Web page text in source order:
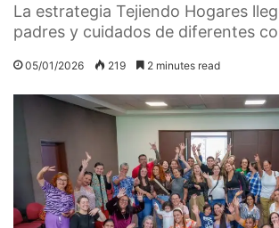
La estrategia Tejiendo Hogares
padres y cuidados de diferentes
05/01/2026 219 2 minutes read